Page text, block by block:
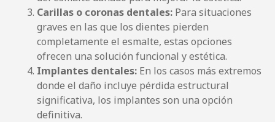
Carillas o coronas dentales: Para situaciones
graves en las que los dientes pierden
completamente el esmalte, estas opciones
ofrecen una solución funcional y estética.
Implantes dentales: En los casos más extremos
donde el daño incluye pérdida estructural
significativa, los implantes son una opción
definitiva.